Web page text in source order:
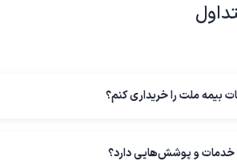
بیمه ملت را خریداری کنم؟
و پوشش‌هایی دارد؟